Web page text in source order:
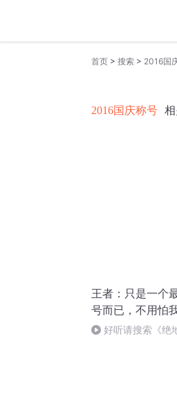
首页 > 搜索 > 2016国
2016国庆称号
王者：只是一个
号而已，不用怕
好听请搜索《绝